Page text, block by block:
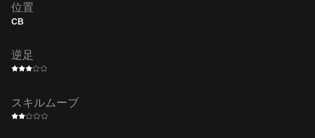
位置
CB
逆足
スキルムーブ